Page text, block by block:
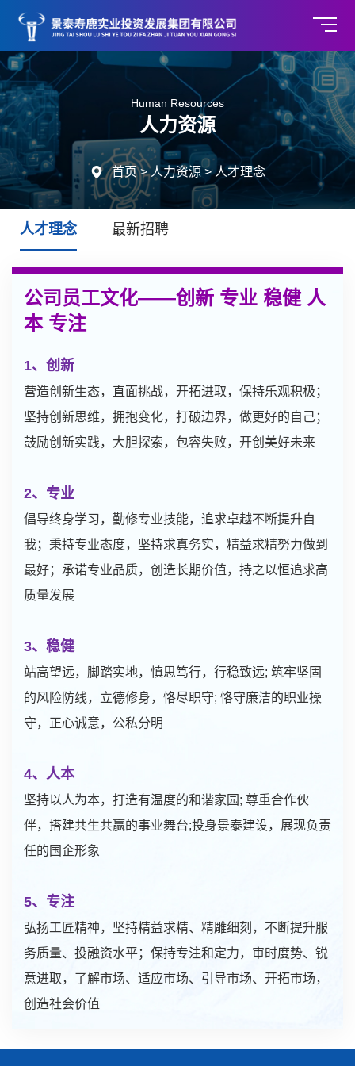
Human Resources
人力资源
 首页 > 人力资源 >人才理念
人才理念 最新招聘
公司员工文化——创新 专业 稳健 人
本 专注
1、创新
营造创新生态，直面挑战，开拓进取，保持乐观积极；
坚持创新思维，拥抱变化，打破边界，做更好的自己；
鼓励创新实践，大胆探索，包容失败，开创美好未来
2、专业
倡导终身学习，勤修专业技能，追求卓越不断提升自
我；秉持专业态度，坚持求真务实，精益求精努力做到
最好；承诺专业品质，创造长期价值，持之以恒追求高
质量发展
3、稳健
站高望远，脚踏实地，慎思笃行，行稳致远; 筑牢坚固
的风险防线，立德修身，恪尽职守; 恪守廉洁的职业操
守，正心诚意，公私分明
4、人本
坚持以人为本，打造有温度的和谐家园; 尊重合作伙
伴，搭建共生共赢的事业舞台;投身景泰建设，展现负责
任的国企形象
5、专注
弘扬工匠精神，坚持精益求精、精雕细刻，不断提升服
务质量、投融资水平；保持专注和定力，审时度势、锐
意进取，了解市场、适应市场、引导市场、开拓市场，
创造社会价值